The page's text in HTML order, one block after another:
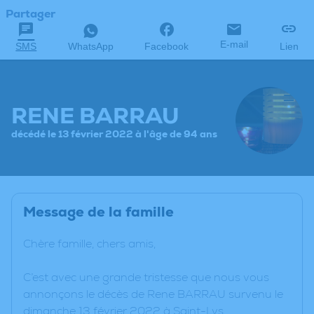
Partager
SMS WhatsApp Facebook E-mail Lien
RENE BARRAU
décédé le 13 février 2022 à l'âge de 94 ans
Message de la famille
Chère famille, chers amis,
C’est avec une grande tristesse que nous vous
annonçons le décès de Rene BARRAU survenu le
dimanche 13 février 2022 à Saint-Lys.